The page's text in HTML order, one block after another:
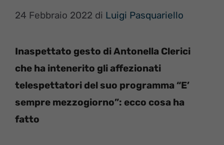
24 Febbraio 2022 di Luigi Pasquariello
Inaspettato gesto di Antonella Clerici
che ha intenerito gli affezionati
telespettatori del suo programma “E’
sempre mezzogiorno”: ecco cosa ha
fatto